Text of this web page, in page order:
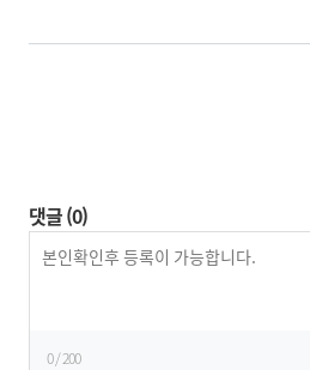
댓글(0)
0/ 200